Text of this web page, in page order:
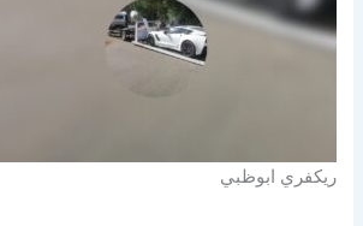
ريكفري ابوظبي